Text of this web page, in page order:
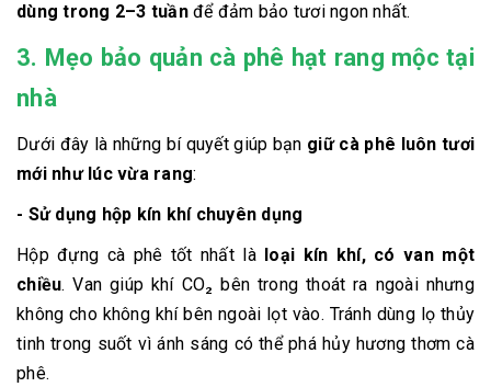
dùng trong 2–3 tuầnđể đảm bảo tươi ngon nhất.
3. Mẹo bảo quản cà phê hạt rang mộc tại
nhà
Dưới đây là những bí quyết giúp bạn giữ cà phê luôn tươi
mới như lúc vừa rang:
- Sử dụng hộp kín khí chuyên dụng
Hộp đựng cà phê tốt nhất là
loại kín khí, có van một
chiều. Van giúp khí CO₂ bên trong thoát ra ngoài nhưng
không cho không khí bên ngoài lọt vào. Tránh dùng lọ thủy
tinh trong suốt vì ánh sáng có thể phá hủy hương thơm cà
phê.